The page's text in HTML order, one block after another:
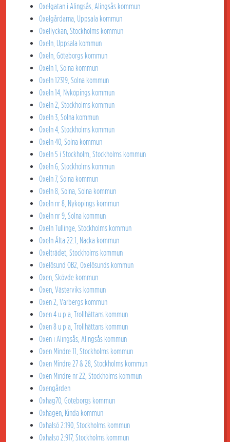
Oxelgatan i Alingsås, Alingsås kommun
Oxelgårdarna, Uppsala kommun
Oxellyckan, Stockholms kommun
Oxeln, Uppsala kommun
Oxeln, Göteborgs kommun
Oxeln 1, Solna kommun
Oxeln 12319, Solna kommun
Oxeln 14, Nyköpings kommun
Oxeln 2, Stockholms kommun
Oxeln 3, Solna kommun
Oxeln 4, Stockholms kommun
Oxeln 40, Solna kommun
Oxeln 5 i Stockholm, Stockholms kommun
Oxeln 6, Stockholms kommun
Oxeln 7, Solna kommun
Oxeln 8, Solna, Solna kommun
Oxeln nr 8, Nyköpings kommun
Oxeln nr 9, Solna kommun
Oxeln Tullinge, Stockholms kommun
Oxeln Älta 22:1, Nacka kommun
Oxelträdet, Stockholms kommun
Oxelösund OB2, Oxelösunds kommun
Oxen, Skövde kommun
Oxen, Västerviks kommun
Oxen 2, Varbergs kommun
Oxen 4 u p a, Trollhättans kommun
Oxen 8 u p a, Trollhättans kommun
Oxen i Alingsås, Alingsås kommun
Oxen Mindre 11, Stockholms kommun
Oxen Mindre 27 & 28, Stockholms kommun
Oxen Mindre nr 22, Stockholms kommun
Oxengården
Oxhag70, Göteborgs kommun
Oxhagen, Kinda kommun
Oxhalsö 2:190, Stockholms kommun
Oxhalsö 2:917, Stockholms kommun